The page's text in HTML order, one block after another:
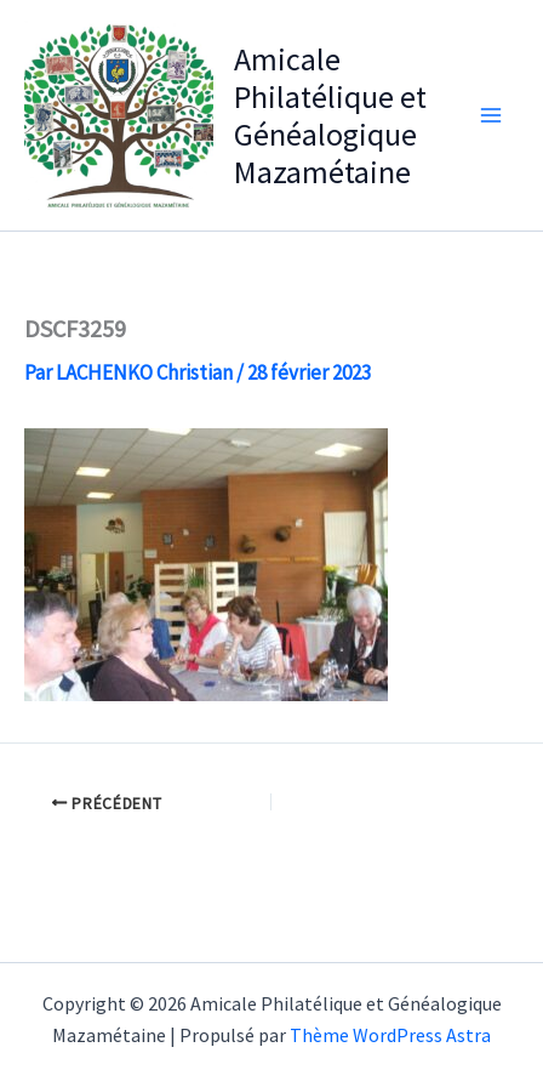
contenu
Amicale
Philatélique et
Généalogique
Mazamétaine
DSCF3259
ParLACHENKO Christian/28 février 2023
PRÉCÉDENT
Copyright © 2026 Amicale Philatélique et Généalogique
Mazamétaine | Propulsé par Thème WordPress Astra